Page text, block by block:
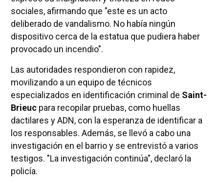
sociales, afirmando que "este es un acto
deliberado de vandalismo. No había ningún
dispositivo cerca de la estatua que pudiera haber
provocado un incendio".
Las autoridades respondieron con rapidez,
movilizando a un equipo de técnicos
especializados en identificación criminal de Saint-
Brieucpara recopilar pruebas, como huellas
dactilares y ADN, con la esperanza de identificar a
los responsables. Además, se llevó a cabo una
investigación en el barrio y se entrevistó a varios
testigos. "La investigación continúa", declaró la
policía.